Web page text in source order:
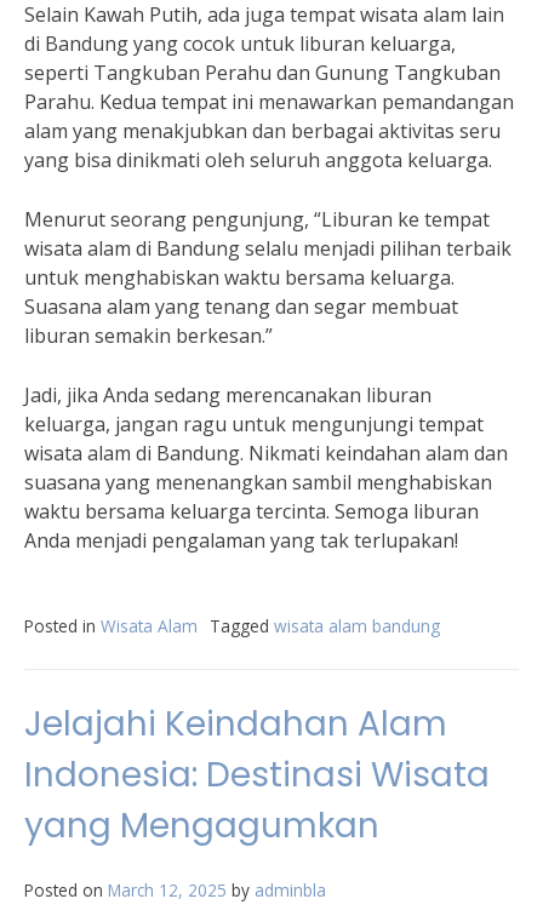
Selain Kawah Putih, ada juga tempat wisata alam lain
di Bandung yang cocok untuk liburan keluarga,
seperti Tangkuban Perahu dan Gunung Tangkuban
Parahu. Kedua tempat ini menawarkan pemandangan
alam yang menakjubkan dan berbagai aktivitas seru
yang bisa dinikmati oleh seluruh anggota keluarga.
Menurut seorang pengunjung, “Liburan ke tempat
wisata alam di Bandung selalu menjadi pilihan terbaik
untuk menghabiskan waktu bersama keluarga.
Suasana alam yang tenang dan segar membuat
liburan semakin berkesan.”
Jadi, jika Anda sedang merencanakan liburan
keluarga, jangan ragu untuk mengunjungi tempat
wisata alam di Bandung. Nikmati keindahan alam dan
suasana yang menenangkan sambil menghabiskan
waktu bersama keluarga tercinta. Semoga liburan
Anda menjadi pengalaman yang tak terlupakan!
Posted in Wisata Alam Tagged wisata alam bandung
Jelajahi Keindahan Alam
Indonesia: Destinasi Wisata
yang Mengagumkan
Posted on March 12, 2025 by adminbla